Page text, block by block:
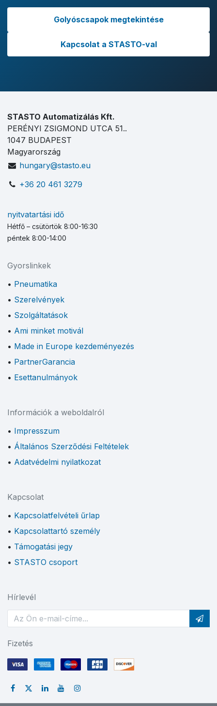
Golyóscsapok megtekintése
Kapcsolat a STASTO-val
STASTO Automatizálás Kft.
PERÉNYI ZSIGMOND UTCA 51..
1047 BUDAPEST
Magyarország
hungary@stasto.eu
+36 20 461 3279
nyitvatartási idő
Hétfő – csütörtök 8:00-16:30
péntek 8:00-14:00
Gyorslinkek
Pneumatika
Szerelvények
Szolgáltatások
Ami minket motivál
Made in Europe kezdeményezés
PartnerGarancia
Esettanulmányok
Információk a weboldalról
Impresszum
Általános Szerződési Feltételek
Adatvédelmi nyilatkozat
Kapcsolat
Kapcsolatfelvételi űrlap
Kapcsolattartó személy
Támogatási jegy
STASTO csoport
Hírlevél
Fizetés